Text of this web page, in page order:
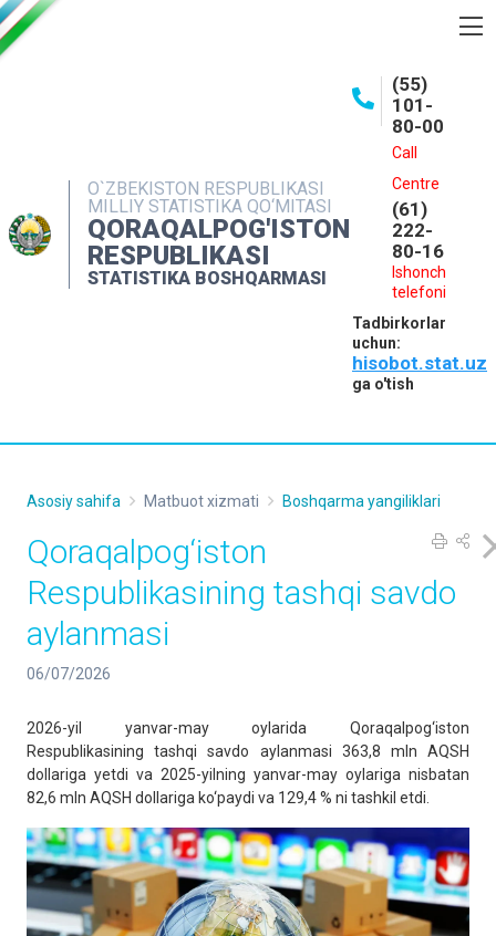
O`ZBEKISTON RESPUBLIKASI
MILLIY STATISTIKA QO‘MITASI
QORAQALPOG'ISTON
RESPUBLIKASI
STATISTIKA BOSHQARMASI
(55)
101-
80-00
Call
Centre
(61)
222-
80-16
Ishonch
telefoni
Tadbirkorlar
uchun:
hisobot.stat.uz
ga o'tish
INTERAKTIV XIZMATLAR
MATBUOT XIZMATI
MUROJAATLAR
Asosiy sahifa Matbuot xizmati Boshqarma yangiliklari
Qoraqalpog‘iston
Respublikasining tashqi savdo
aylanmasi
06/07/2026
2026-yil yanvar-may oylarida Qoraqalpog‘iston
Respublikasining tashqi savdo aylanmasi 363,8 mln AQSH
dollariga yetdi va 2025-yilning yanvar-may oylariga nisbatan
82,6 mln AQSH dollariga ko‘paydi va 129,4 % ni tashkil etdi.